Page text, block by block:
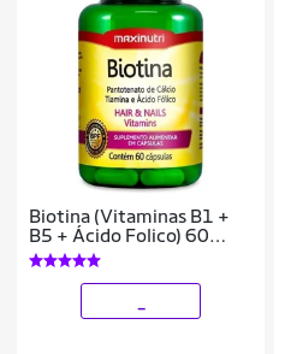
Biotina (Vitaminas B1 +
B5 + Ácido Folico) 60
Caps MaxiNutri